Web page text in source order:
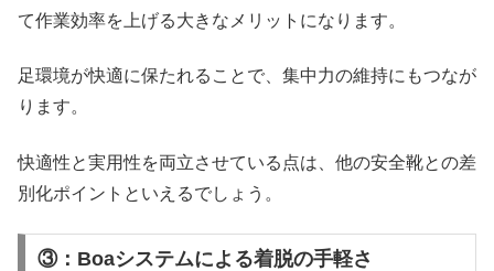
て作業効率を上げる大きなメリットになります。
足環境が快適に保たれることで、集中力の維持にもつなが
ります。
快適性と実用性を両立させている点は、他の安全靴との差
別化ポイントといえるでしょう。
③：Boaシステムによる着脱の手軽さ